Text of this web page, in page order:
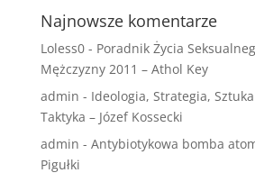
Najnowsze komentarze
Loless0- Poradnik Życia
Mężczyzny 2011 – Athol Key
admin - Ideologia, Strategia,
Taktyka – Józef Kossecki
admin - Antybiotykowa bomba
Pigułki